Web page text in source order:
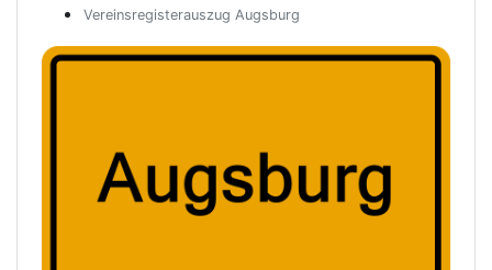
Vereinsregisterauszug Augsburg